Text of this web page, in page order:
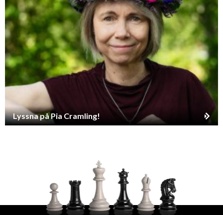
Lyssna på Pia Cramling!